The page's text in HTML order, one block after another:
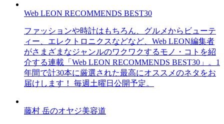
Web LEON RECOMMENDS BEST30
ファッションや時計はもちろん、グルメからビューテ
ィー、エレクトロニクスなどなど、Web LEON編集者
がさまざまなジャンルのワクワクするモノ・コトを紹
介する連載「Web LEON RECOMMENDS BEST30」。1
年間で計30本に厳選された最高にオススメのネタをお
届けします！ 毎週土曜日公開予定。
藤村 岳のオヤジ美容道